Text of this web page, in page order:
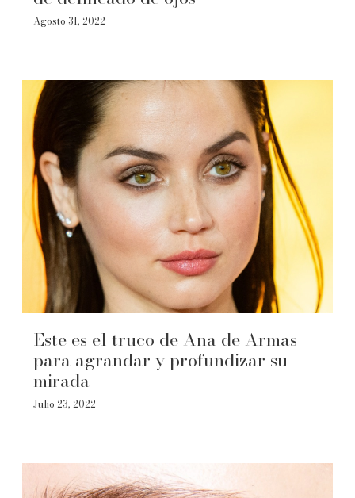
Agosto 31, 2022
Este es el truco de Ana de Armas
para agrandar y profundizar su
mirada
Julio 23, 2022